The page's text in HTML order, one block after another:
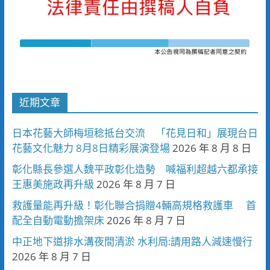
近期文章
日本花藝大師梅垣稔抵台交流 「花見日和」展現台日
花藝文化魅力 8月8日精彩展演登場2026 年 8 月 8 日
彰化縣長參選人魏平政彰化造勢 喊福利超越六都承接
王惠美施政再升級 2026 年 8 月 7 日
救護量能再升級！彰化聯合捐贈4輛高規格救護車 首
配全自動電動擔架床2026 年 8 月 7 日
中正地下道排水溝夜間清淤 水利局:請用路人減速慢行
2026 年 8 月 7 日